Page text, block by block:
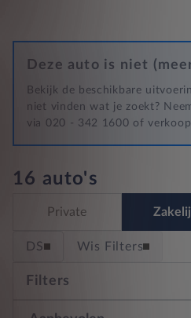
Deze auto is niet
Bekijk de beschikbare
niet vinden wat je zoekt?
via 020 - 342 1600 of
16 auto's
Private
DS Wis Filters
Filters